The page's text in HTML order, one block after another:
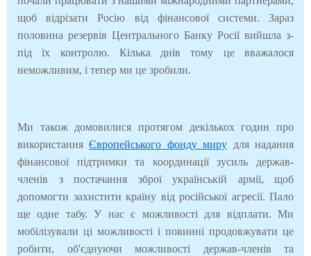
щоб відрізати Росію від фінансової системи. Зараз
половина резервів Центрального Банку Росії вийшла з-
під їх контролю. Кілька днів тому це вважалося
неможливим, і тепер ми це зробили.
Ми також домовилися протягом декількох годин про
використанняЄвропейського фонду миру для надання
фінансової підтримки та координації зусиль держав-
членів з постачання зброї українській армії, щоб
допомогти захистити країну від російської агресії. Пало
ще одне табу. У нас є можливості для відплати. Ми
мобілізували ці можливості і повинні продовжувати це
робити, об'єднуючи можливості держав-членів та